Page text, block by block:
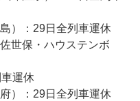
）：29日全列車運休
世保・ハウステンボ
運休
）：29日全列車運休